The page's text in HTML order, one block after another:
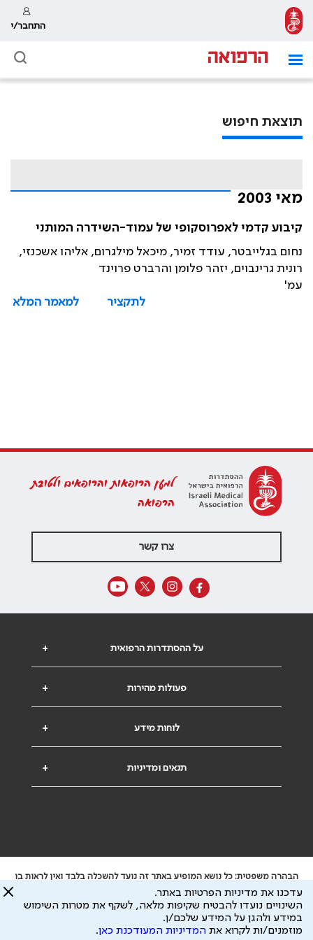
התחבר/י
תוצאת חיפוש
מאי 2003
קיבוע קדמי לאפרוסקופי של עמוד-השידרה המותני
נחום בגלייבטר, עודד זמיר, מיכאל מילגרום, אליהו אשכנזי,
רונית גרינבוים, יזהר פלומן והרברט פרוינד
עמ'
לתקציר
למאמר המלא
למען הרופאות והרופאים ולטובת
הרפואה
צרו קשר
+ על ההסתדרות הרפואית
+ פעולות מהירות
+ לוחות מידע
+ תנאים ומדיניות
הבהרה משפטית: כל נושא המופיע באתר זה נועד להשכלה בלבד ואין לראות בו
ייעוץ רפואי או משפטי. אין הר"י אחראית לתוכן המתפרסם באתר זה ולכל נזק
שעלול להיגרם.
ידוע לי שהר"י אוספת ושומרת מידע אישי לצורך מתן השרות וכי חלק ממנו עשוי
להיות מועבר לצדדים שלישיים, הכל בכפוף למדיניות הפרטיות
עדכנו את מדיניות הפרטיות באתר.
השינויים נועדו להבטיח שקיפות מלאה, לשקף את מטרות השימוש
במידע ולהגן על המידע שלכם/ן.
מוזמנים/ות לקרוא את המדיניות המעודכנת כאן.